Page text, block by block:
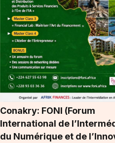
Conakry: FONI (Forum
International de
du Numérique et de